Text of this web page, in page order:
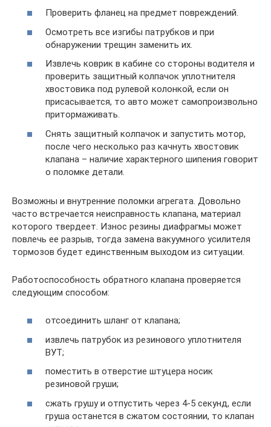
Проверить фланец на предмет повреждений.
Осмотреть все изгибы патрубков и при
обнаружении трещин заменить их.
Извлечь коврик в кабине со стороны водителя и
проверить защитный колпачок уплотнителя
хвостовика под рулевой колонкой, если он
присасывается, то авто может самопроизвольно
притормаживать.
Снять защитный колпачок и запустить мотор,
после чего несколько раз качнуть хвостовик
клапана – наличие характерного шипения говорит
о поломке детали.
Возможны и внутренние поломки агрегата. Довольно
часто встречается неисправность клапана, материал
которого твердеет. Износ резины диафрагмы может
повлечь ее разрыв, тогда замена вакуумного усилителя
тормозов будет единственным выходом из ситуации.
Работоспособность обратного клапана проверяется
следующим способом:
отсоединить шланг от клапана;
извлечь патрубок из резинового уплотнителя
ВУТ;
поместить в отверстие штуцера носик
резиновой груши;
сжать грушу и отпустить через 4-5 секунд, если
груша останется в сжатом состоянии, то клапан